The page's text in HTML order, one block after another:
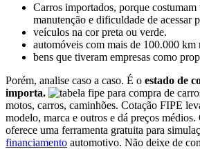
Carros importados, porque
manutenção e dificuldade de acessar
veículos na cor preta ou verde.
automóveis com mais de 100.000 km
bens que tiveram empresas como
Porém, analise caso a caso. É o estado de
importa.
motos, carros, caminhões. Cotação FIPE
modelo, marca e outros e dá preços
oferece uma ferramenta gratuita para
financiamento automotivo. Não deixe de